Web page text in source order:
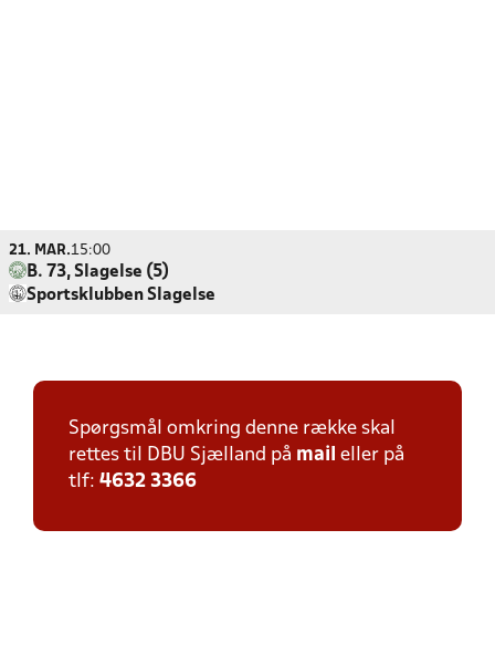
21. MAR.15:00
B. 73, Slagelse (5)
Sportsklubben Slagelse
Spørgsmål omkring denne række skal
rettes til DBU Sjælland på mail eller på
tlf: 4632 3366